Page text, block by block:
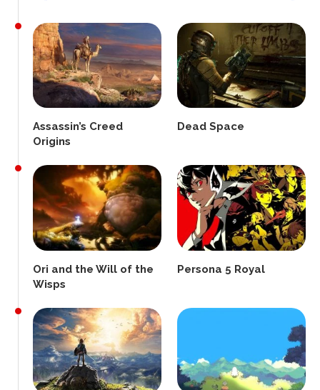
Assassin’s Creed
Origins
Dead Space
Ori and the Will of the
Wisps
Persona 5 Royal